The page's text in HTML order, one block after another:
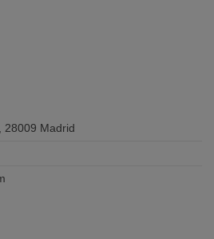
28009 Madrid